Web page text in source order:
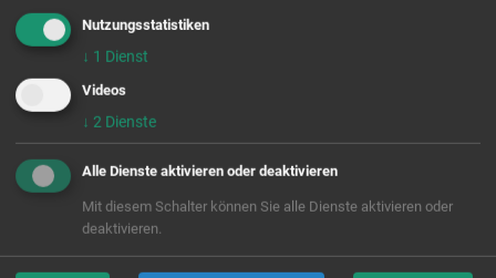
gesorgt. Interessierte Unternehmen und Vereine melden
sich bitte
sich im Vorfeld zu seinen Tauschmöglichkeiten
beraten lassen will oder Fragen zum
Veranstaltungsformat hat, kann sich an Sarah
Junghans wenden.
E-Mail:lokal-vernetzen@aktion-zivilcourage.de
Telefon: 0176 1371 42 58
Nutzungsstatistiken
↓ 1 Dienst
Videos
↓ 2 Dienste
Alle Dienste aktivieren oder deaktivieren
Mit diesem Schalter können Sie alle Dienste aktivieren oder
deaktivieren.